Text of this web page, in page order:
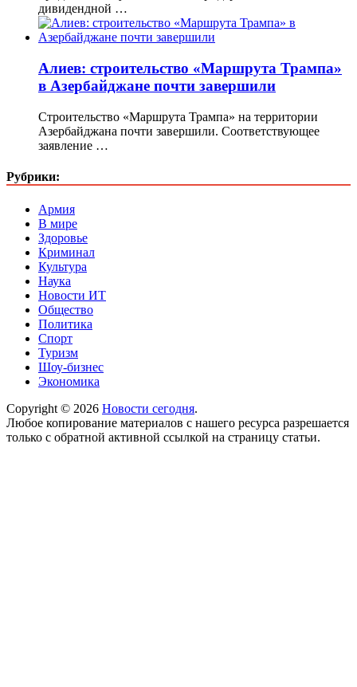
дивидендной …
Алиев: строительство «Маршрута Трампа»
в Азербайджане почти завершили
Строительство «Маршрута Трампа» на территории
Азербайджана почти завершили. Соответствующее
заявление …
Рубрики:
Армия
В мире
Здоровье
Криминал
Культура
Наука
Новости ИТ
Общество
Политика
Спорт
Туризм
Шоу-бизнес
Экономика
Copyright © 2026 Новости сегодня.
Любое копирование материалов с нашего ресурса разрешается
только с обратной активной ссылкой на страницу статьи.